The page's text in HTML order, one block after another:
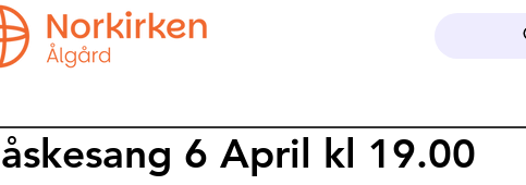
6 April kl 19.00